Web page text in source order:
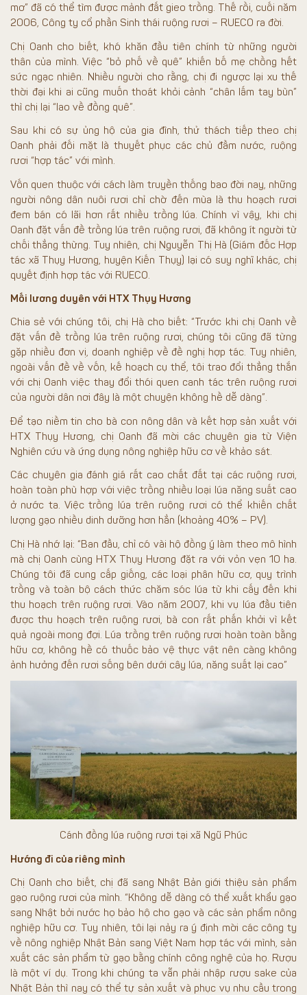
mơ” đã có thể tìm được mảnh đất gieo trồng. Thế rồi, cuối năm
2006, Công ty cổ phần Sinh thái ruộng rươi – RUECO ra đời.
Chị Oanh cho biết, khó khăn đầu tiên chính từ những người
thân của mình. Việc “bỏ phố về quê” khiến bố mẹ chồng hết
sức ngạc nhiên. Nhiều người cho rằng, chị đi ngược lại xu thế
thời đại khi ai cũng muốn thoát khỏi cảnh “chân lấm tay bùn”
thì chị lại “lao về đồng quê”.
Sau khi có sự ủng hộ của gia đình, thử thách tiếp theo chị
Oanh phải đối mặt là thuyết phục các chủ đầm nước, ruộng
rươi “hợp tác” với mình.
Vốn quen thuộc với cách làm truyền thống bao đời nay, những
người nông dân nuôi rươi chỉ chờ đến mùa là thu hoạch rươi
đem bán có lãi hơn rất nhiều trồng lúa. Chính vì vậy, khi chị
Oanh đặt vấn đề trồng lúa trên ruộng rươi, đã không ít người từ
chối thẳng thừng. Tuy nhiên, chị Nguyễn Thị Hà (Giám đốc Hợp
tác xã Thụy Hương, huyện Kiến Thụy) lại có suy nghĩ khác, chị
quyết định hợp tác với RUECO.
Mối lương duyên với HTX Thụy Hương
Chia sẻ với chúng tôi, chị Hà cho biết: “Trước khi chị Oanh về
đặt vấn đề trồng lúa trên ruộng rươi, chúng tôi cũng đã từng
gặp nhiều đơn vị, doanh nghiệp về đề nghị hợp tác. Tuy nhiên,
ngoài vấn đề về vốn, kế hoạch cụ thể, tôi trao đổi thẳng thắn
với chị Oanh việc thay đổi thói quen canh tác trên ruộng rươi
của người dân nơi đây là một chuyện không hề dễ dàng”.
Để tạo niềm tin cho bà con nông dân và kết hợp sản xuất với
HTX Thụy Hương, chị Oanh đã mời các chuyên gia từ Viện
Nghiên cứu và ứng dụng nông nghiệp hữu cơ về khảo sát.
Các chuyên gia đánh giá rất cao chất đất tại các ruộng rươi,
hoàn toàn phù hợp với việc trồng nhiều loại lúa năng suất cao
ở nước ta. Việc trồng lúa trên ruộng rươi có thể khiến chất
lượng gạo nhiều dinh dưỡng hơn hẳn (khoảng 40% – PV).
Chị Hà nhớ lại: “Ban đầu, chỉ có vài hộ đồng ý làm theo mô hình
mà chị Oanh cùng HTX Thụy Hương đặt ra với vỏn vẹn 10 ha.
Chúng tôi đã cung cấp giống, các loại phân hữu cơ, quy trình
trồng và toàn bộ cách thức chăm sóc lúa từ khi cấy đến khi
thu hoạch trên ruộng rươi. Vào năm 2007, khi vụ lúa đầu tiên
được thu hoạch trên ruộng rươi, bà con rất phấn khởi vì kết
quả ngoài mong đợi. Lúa trồng trên ruộng rươi hoàn toàn bằng
hữu cơ, không hề có thuốc bảo vệ thực vật nên càng không
ảnh hưởng đến rươi sống bên dưới cây lúa, năng suất lại cao”
Cánh đồng lúa ruộng rươi tại xã Ngũ Phúc
Hướng đi của riêng mình
Chị Oanh cho biết, chị đã sang Nhật Bản giới thiệu sản phẩm
gạo ruộng rươi của mình. “Không dễ dàng có thể xuất khẩu gạo
sang Nhật bởi nước họ bảo hộ cho gạo và các sản phẩm nông
nghiệp hữu cơ. Tuy nhiên, tôi lại nảy ra ý định mời các công ty
về nông nghiệp Nhật Bản sang Việt Nam hợp tác với mình, sản
xuất các sản phẩm từ gạo bằng chính công nghệ của họ. Rượu
là một ví dụ. Trong khi chúng ta vẫn phải nhập rượu sake của
Nhật Bản thì nay có thể tự sản xuất và phục vụ nhu cầu trong